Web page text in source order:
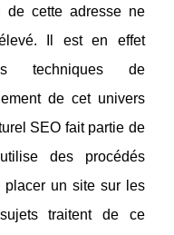
de cette adresse ne
Il est en effet
techniques de
de cet univers
SEO fait partie de
des procédés
placer un site sur les
traitent de ce